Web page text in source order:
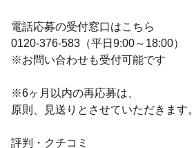
電話応募の受付窓口はこちら
0120-376-583（平日9:00～18:00）
※お問い合わせも受付可能です
※6ヶ月以内の再応募は、
原則、見送りとさせていただきます。
評判・クチコミ